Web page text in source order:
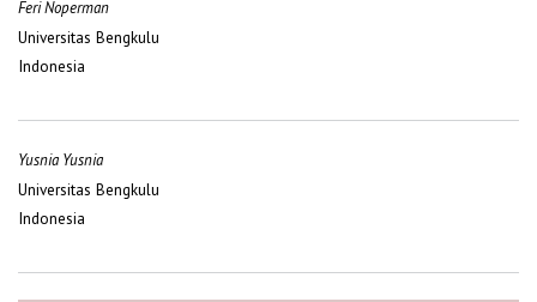
Feri Noperman
Universitas Bengkulu
Indonesia
Yusnia Yusnia
Universitas Bengkulu
Indonesia